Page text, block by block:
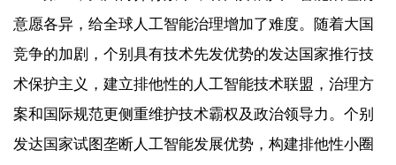
意愿各异，给全球人工智能治理增加了难度。随着大国
竞争的加剧，个别具有技术先发优势的发达国家推行技
术保护主义，建立排他性的人工智能技术联盟，治理方
案和国际规范更侧重维护技术霸权及政治领导力。个别
发达国家试图垄断人工智能发展优势，构建排他性小圈